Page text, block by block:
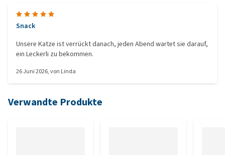
Snack
Unsere Katze ist verrückt danach, jeden Abend wartet sie darauf,
ein Leckerli zu bekommen.
26 Juni 2026, von Linda
Verwandte Produkte